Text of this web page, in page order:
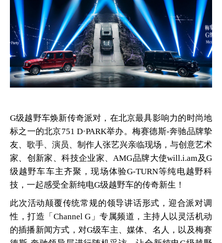
G级越野车焕新传奇派对，在北京最具影响力的时尚地
标之一的北京751 D·PARK举办。梅赛德斯-奔驰品牌挚
友、歌手、演员、制作人张艺兴亲临现场，与创意艺术
家、创新家、科技企业家、AMG品牌大使will.i.am及G
级越野车车主齐聚，现场体验G-TURN等纯电越野科
技，一起感受全新纯电G级越野车的传奇新生！
此次活动颠覆传统常规的领导讲话形式，迎合派对调
性，打造「Channel G」专属频道，主持人以灵活机动
的插播新闻方式，对G级车主、媒体、名人，以及梅赛